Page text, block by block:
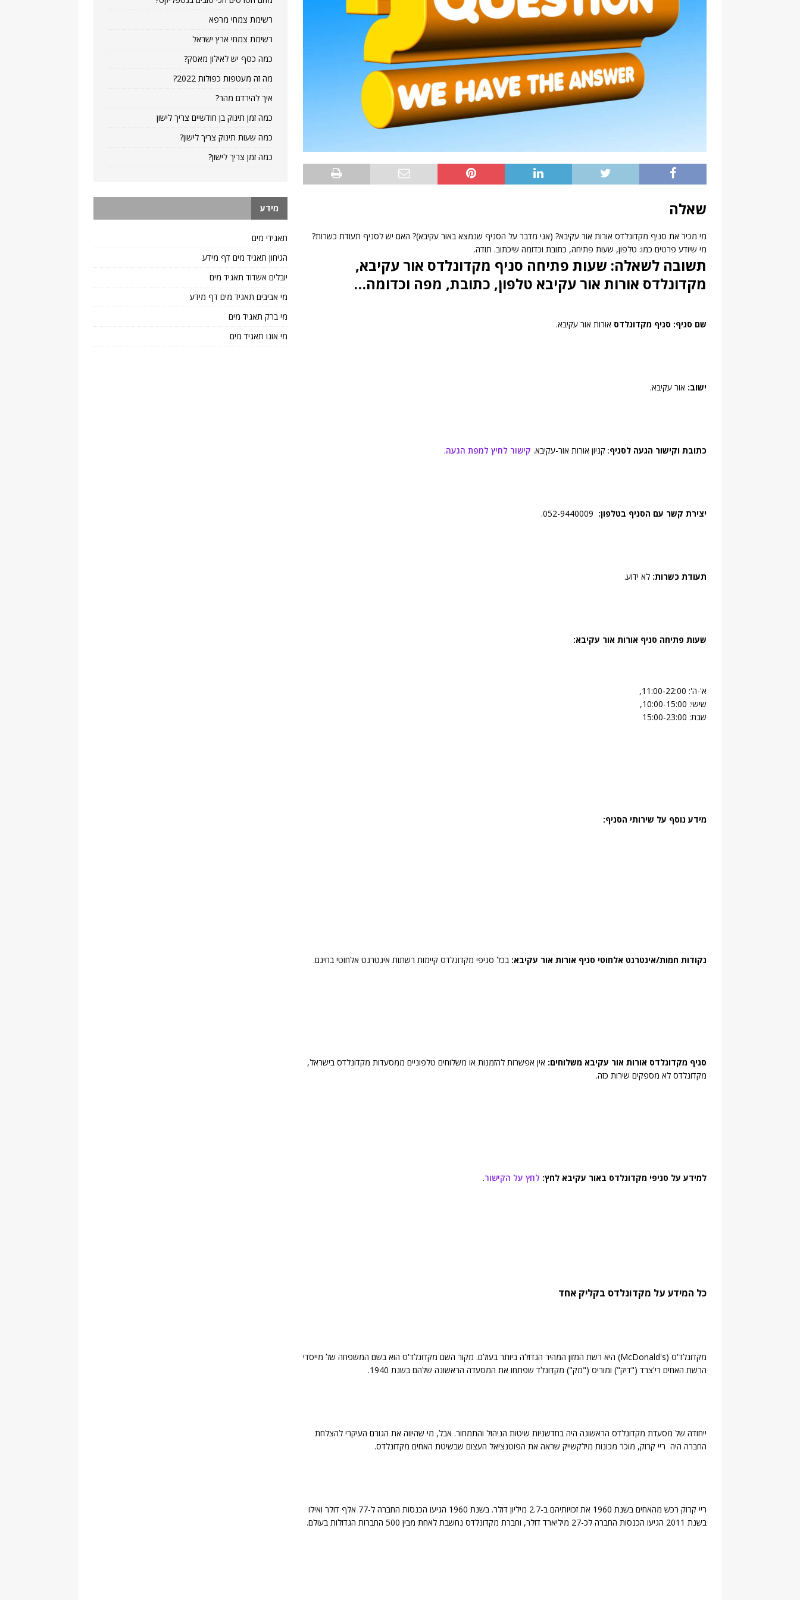
שאלה
מי מכיר את סניף מקדונלדס אורות אור עקיבא? (אני מדבר על הסניף שנמצא באור עקיבא)? האם יש לסניף תעודת כשרות?
מי שיודע פרטים כמו: טלפון, שעות פתיחה, כתובת וכדומה שיכתוב. תודה.
תשובה לשאלה: שעות פתיחה סניף מקדונלדס אור עקיבא,
מקדונלדס אורות אור עקיבא טלפון, כתובת, מפה וכדומה…
שם סניף: סניף מקדונלדס אורות אור עקיבא.
ישוב: אור עקיבא.
כתובת וקישור הגעה לסניף: קניון אורות אור-עקיבא. קישור לחיץ למפת הגעה.
יצירת קשר עם הסניף בטלפון:
תעודת כשרות: לא ידוע.
שעות פתיחה סניף אורות אור עקיבא:
א'-ה': 11:00-22:00,
שישי: 10:00-15:00,
שבת: 15:00-23:00
מידע נוסף על שירותי הסניף:
נקודות חמות/אינטרנט אלחוטי סניף אורות אור עקיבא: בכל סניפי מקדונלדס קיימות רשתות אינטרנט אלחוטי בחינם.
סניף מקדונלדס אורות אור עקיבא משלוחים: אין אפשרות להזמנות או משלוחים טלפוניים ממסעדות מקדונלדס בישראל,
מקדונלדס לא מספקים שירות כזה.
למידע על סניפי מקדונלדס באור עקיבא לחץ: לחץ על הקישור.
כל המידע על מקדונלדס בקליק אחד
מקדונלד'ס (McDonald's) היא רשת המזון המהיר הגדולה ביותר בעולם. מקור השם מקדונלד'ס הוא בשם המשפחה של מייסדי
הרשת האחים רי'צרד ("דיק") ומוריס ("מק") מקדונלד שפתחו את המסעדה הראשונה שלהם בשנת 1940.
ייחודה של מסעדת מקדונלדס הראשונה היה בחדשניות שיטות הניהול והתמחור. אבל, מי שהיווה את הגורם העיקרי להצלחת
החברה היה ריי קרוק, מוכר מכונות מילקשייק שראה את הפוטנציאל העצום שבשיטת האחים מקדונלדס.
ריי קרוק רכש מהאחים בשנת 1960 את זכויותיהם ב-2.7 מיליון דולר. בשנת 1960 הגיעו הכנסות החברה ל-77 אלף דולר ואילו
בשנת 2011 הגיעו הכנסות החברה לכ-27 מיליארד דולר, וחברת מקדונלדס נחשבת לאחת מבין 500 החברות הגדולות בעולם.
רשימת צמחי מרפא
רשימת צמחי ארץ ישראל
כמה כסף יש לאילון מאסק?
מה זה מעטפות כפולות 2022?
איך להירדם מהר?
כמה זמן תינוק בן חודשיים צריך לישון
כמה שעות תינוק צריך לישון?
כמה זמן צריך לישון?
מידע
תאגידי מים
הגיחון תאגיד מים דף מידע
יובלים אשדוד תאגיד מים
מי אביבים תאגיד מים דף מידע
מי ברק תאגיד מים
מי אונו תאגיד מים